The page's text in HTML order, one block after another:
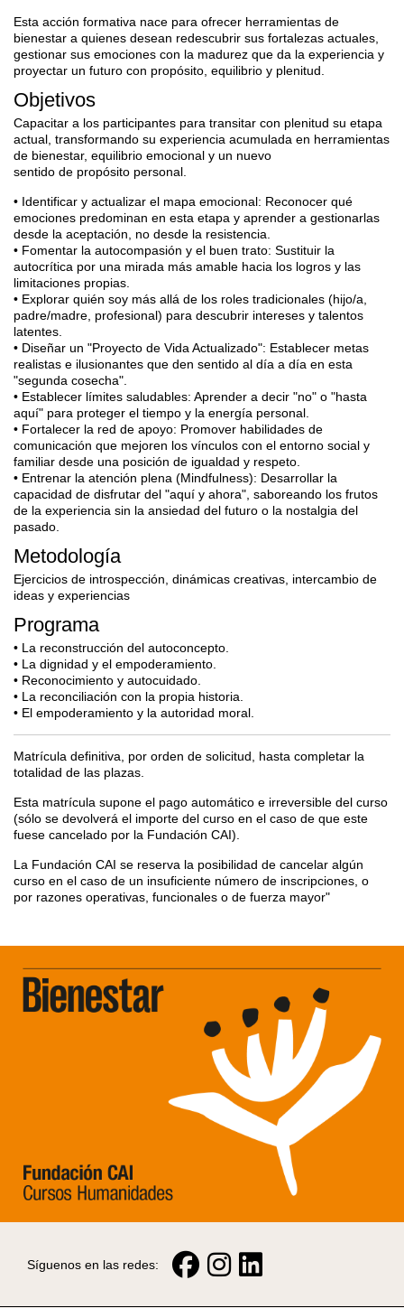
Esta acción formativa nace para ofrecer herramientas de
bienestar a quienes desean redescubrir sus fortalezas actuales,
gestionar sus emociones con la madurez que da la experiencia y
proyectar un futuro con propósito, equilibrio y plenitud.
Objetivos
Capacitar a los participantes para transitar con plenitud su etapa
actual, transformando su experiencia acumulada en herramientas
de bienestar, equilibrio emocional y un nuevo
sentido de propósito personal.
• Identificar y actualizar el mapa emocional: Reconocer qué
emociones predominan en esta etapa y aprender a gestionarlas
desde la aceptación, no desde la resistencia.
• Fomentar la autocompasión y el buen trato: Sustituir la
autocrítica por una mirada más amable hacia los logros y las
limitaciones propias.
• Explorar quién soy más allá de los roles tradicionales (hijo/a,
padre/madre, profesional) para descubrir intereses y talentos
latentes.
• Diseñar un "Proyecto de Vida Actualizado": Establecer metas
realistas e ilusionantes que den sentido al día a día en esta
"segunda cosecha".
• Establecer límites saludables: Aprender a decir "no" o "hasta
aquí" para proteger el tiempo y la energía personal.
• Fortalecer la red de apoyo: Promover habilidades de
comunicación que mejoren los vínculos con el entorno social y
familiar desde una posición de igualdad y respeto.
• Entrenar la atención plena (Mindfulness): Desarrollar la
capacidad de disfrutar del "aquí y ahora", saboreando los frutos
de la experiencia sin la ansiedad del futuro o la nostalgia del
pasado.
Metodología
Ejercicios de introspección, dinámicas creativas, intercambio de
ideas y experiencias
Programa
• La reconstrucción del autoconcepto.
• La dignidad y el empoderamiento.
• Reconocimiento y autocuidado.
• La reconciliación con la propia historia.
• El empoderamiento y la autoridad moral.
Matrícula definitiva, por orden de solicitud, hasta completar la
totalidad de las plazas.
Esta matrícula supone el pago automático e irreversible del curso
(sólo se devolverá el importe del curso en el caso de que este
fuese cancelado por la Fundación CAI).
La Fundación CAI se reserva la posibilidad de cancelar algún
curso en el caso de un insuficiente número de inscripciones, o
por razones operativas, funcionales o de fuerza mayor"
Síguenos en las redes: